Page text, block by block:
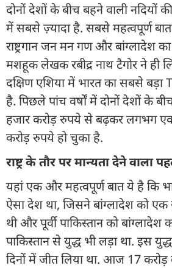
दोनों देशों के बीच बहने वाली नदियों
में सबसे ज़्यादा है. सबसे महत्वपूर्ण
राष्ट्रगान जन मन गण और बांग्लादेश
मशहूक लेखक रबीद्र नाथ टैगोर ने ही
दक्षिण एशिया में भारत का सबसे
है. पिछले पांच वर्षों में दोनों देशों के
हजार करोड़ रुपये से बढ़कर लगभग
करोड़ रुपये हो चुका है.
राष्ट्र के तौर पर मान्यता देने वाला
यहां एक और महत्वपूर्ण बात ये है कि
ऐसा देश था, जिसने बांग्लादेश को एक
थी और पूर्वी पाकिस्तान को
पाकिस्तान से युद्ध भी लड़ा था. इस
दिनों में जीत लिया था. आज 17